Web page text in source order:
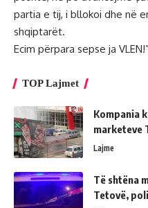
partia e tij, i bllokoi dhe në
shqiptarët.
Ecim përpara sepse ja
TOP Lajmet
Kompania
marketeve
Lajme
Të shtëna
Tetovë,